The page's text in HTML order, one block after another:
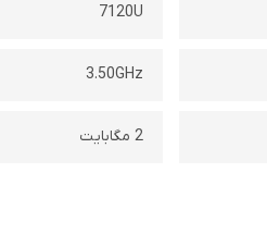
7120U
3.50GHz
2 مگابایت